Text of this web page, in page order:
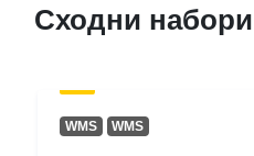
Сходни
WMS WMS